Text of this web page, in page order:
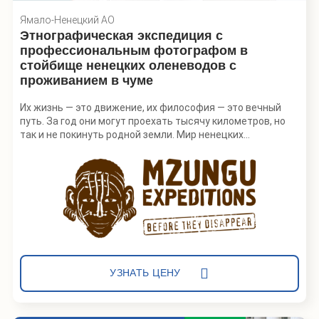
Ямало-Ненецкий АО
Этнографическая экспедиция с
профессиональным фотографом в
стойбище ненецких оленеводов с
проживанием в чуме
Их жизнь — это движение, их философия — это вечный
путь. За год они могут проехать тысячу километров, но
так и не покинуть родной земли. Мир ненецких
Бескрайние просторы тундры сужаются до маленького
чума, где круглый год может жить семья из пяти человек,
а неумолимое время, от которого, кажется, зависит
жизнь, тут вовсе остановилось — оно словно кочует по
тундре вместе с оленями и их детьми, как себя называют
Мы отправимся в гости к одной ненецкой
оленеводческой семье, познакомимся с бытом и
УЗНАТЬ ЦЕНУ